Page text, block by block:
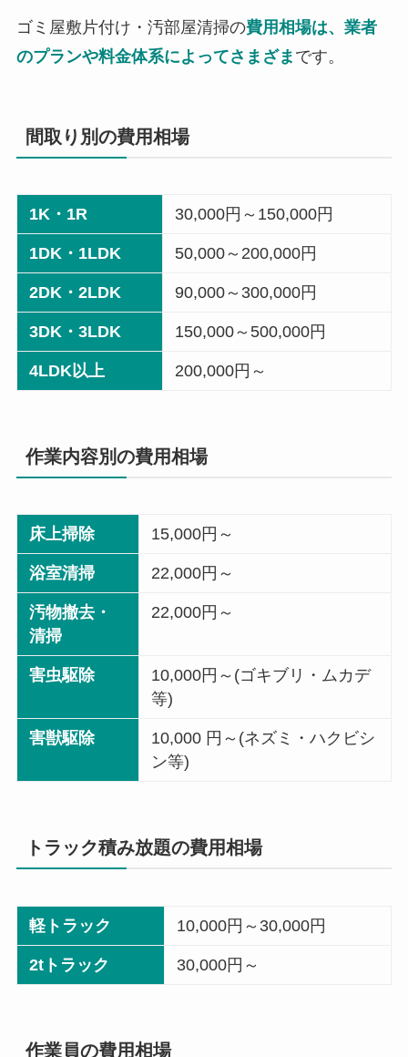
ゴミ屋敷片付け・汚部屋清掃の費用相場は、業者
のプランや料金体系によってさまざま です。
間取り別の費用相場
1K・1R 30,000円～150,000円
1DK・1LDK 50,000～200,000円
2DK・2LDK 90,000～300,000円
3DK・3LDK 150,000～500,000円
4LDK以上 200,000円～
作業内容別の費用相場
床上掃除 15,000円～
浴室清掃 22,000円～
汚物撤去・
清掃
22,000円～
害虫駆除
10,000円～(ゴキブリ・ムカデ
等)
害獣駆除
10,000 円～(ネズミ・ハクビシ
ン等)
トラック積み放題の費用相場
軽トラック 10,000円～30,000円
2tトラック 30,000円～
作業員の費用相場